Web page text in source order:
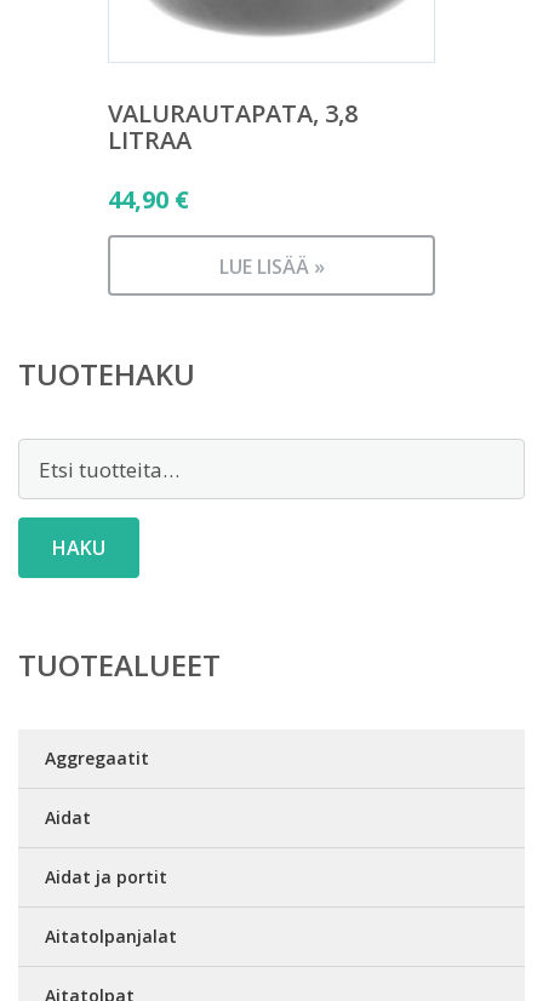
VALURAUTAPATA, 3,8
LITRAA
44,90 €
LUE LISÄÄ »
TUOTEHAKU
HAKU
TUOTEALUEET
Aggregaatit
Aidat
Aidat ja portit
Aitatolpanjalat
Aitatolpat